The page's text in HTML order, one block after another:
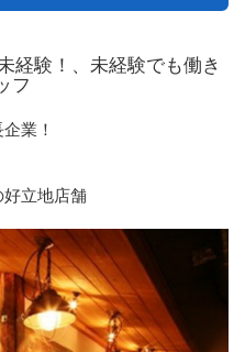
経験！、未経験でも働き
フ
業！
立地店舗